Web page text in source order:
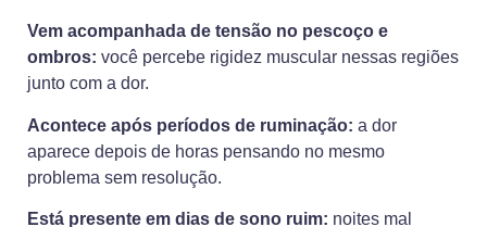
Vem acompanhada de tensão no pescoço e
ombros: você percebe rigidez muscular nessas regiões
junto com a dor.
Acontece após períodos de ruminação: a dor
aparece depois de horas pensando no mesmo
problema sem resolução.
Está presente em dias de sono ruim: noites mal